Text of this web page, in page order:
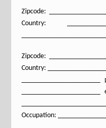
Zipcode:
Country:
Zipcode:
Country:
______________________
Occupation: